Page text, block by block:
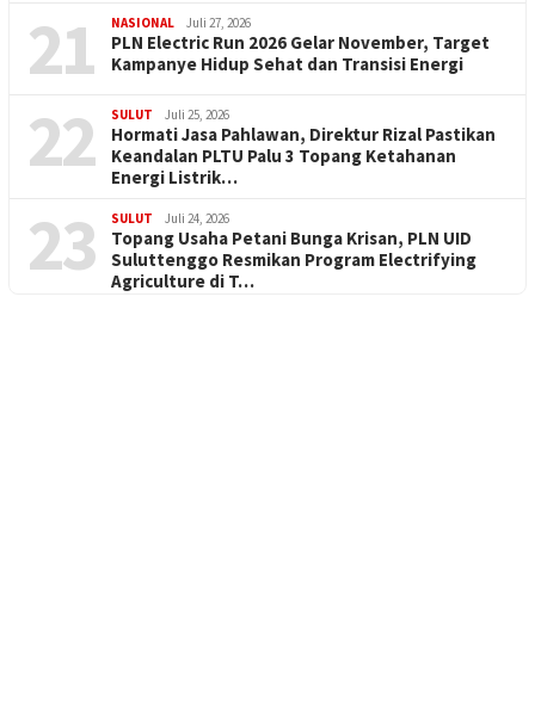
21 NASIONAL Juli 27, 2026
PLN Electric Run 2026 Gelar November, Target
Kampanye Hidup Sehat dan Transisi Energi
22 SULUT Juli 25, 2026
Hormati Jasa Pahlawan, Direktur Rizal Pastikan
Keandalan PLTU Palu 3 Topang Ketahanan
Energi Listrik…
23 SULUT Juli 24, 2026
Topang Usaha Petani Bunga Krisan, PLN UID
Suluttenggo Resmikan Program Electrifying
Agriculture di T…